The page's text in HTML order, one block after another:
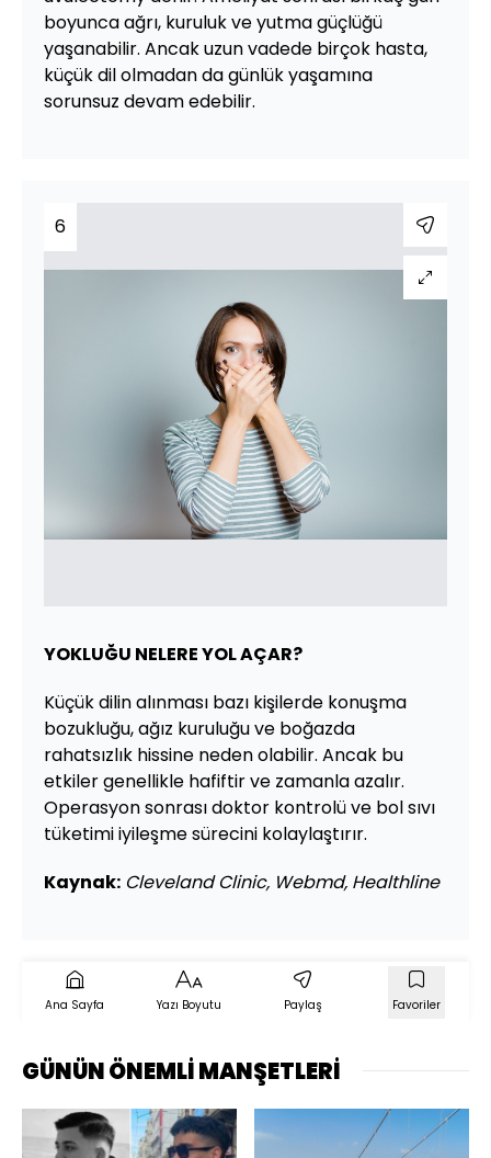
boyunca ağrı, kuruluk ve yutma güçlüğü
yaşanabilir. Ancak uzun vadede birçok hasta,
küçük dil olmadan da günlük yaşamına
sorunsuz devam edebilir.
6
YOKLUĞU NELERE YOL AÇAR?
Küçük dilin alınması bazı kişilerde konuşma
bozukluğu, ağız kuruluğu ve boğazda
rahatsızlık hissine neden olabilir. Ancak bu
etkiler genellikle hafiftir ve zamanla azalır.
Operasyon sonrası doktor kontrolü ve bol sıvı
tüketimi iyileşme sürecini kolaylaştırır.
Kaynak: Cleveland Clinic, Webmd, Healthline
Ana Sayfa Yazı Boyutu Paylaş Favoriler
GÜNÜN ÖNEMLİ MANŞETLERİ